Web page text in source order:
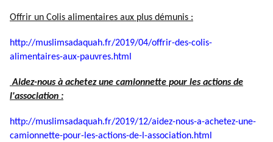
Offrir un Colis alimentaires aux plus démunis :
http://muslimsadaquah.fr/2019/04/offrir-des-colis-
alimentaires-aux-pauvres.html
Aidez-nous à achetez une camionnette pour les actions de
l'association :
http://muslimsadaquah.fr/2019/12/aidez-nous-a-achetez-une-
camionnette-pour-les-actions-de-l-association.html